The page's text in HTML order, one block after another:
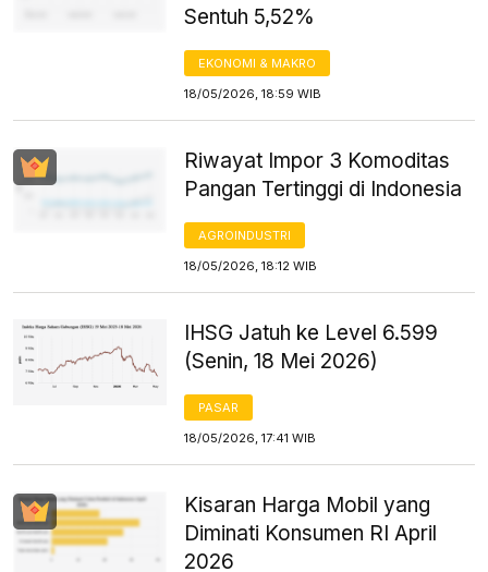
Sentuh 5,52%
EKONOMI & MAKRO
18/05/2026, 18:59 WIB
Riwayat Impor 3 Komoditas
Pangan Tertinggi di Indonesia
AGROINDUSTRI
18/05/2026, 18:12 WIB
IHSG Jatuh ke Level 6.599
(Senin, 18 Mei 2026)
PASAR
18/05/2026, 17:41 WIB
Kisaran Harga Mobil yang
Diminati Konsumen RI April
2026